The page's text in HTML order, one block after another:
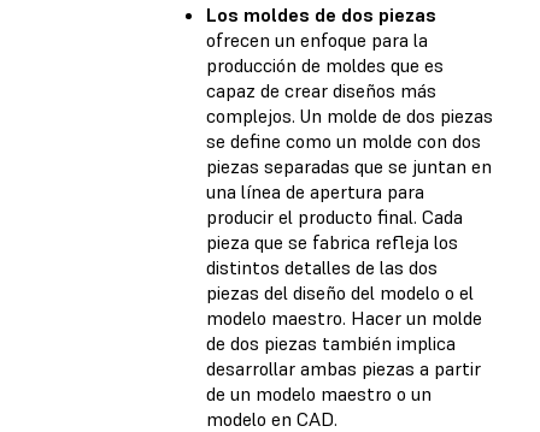
Los moldes de dos piezas
ofrecen un enfoque para la
producción de moldes que es
capaz de crear diseños más
complejos. Un molde de dos piezas
se define como un molde con dos
piezas separadas que se juntan en
una línea de apertura para
producir el producto final. Cada
pieza que se fabrica refleja los
distintos detalles de las dos
piezas del diseño del modelo o el
modelo maestro. Hacer un molde
de dos piezas también implica
desarrollar ambas piezas a partir
de un modelo maestro o un
modelo en CAD.